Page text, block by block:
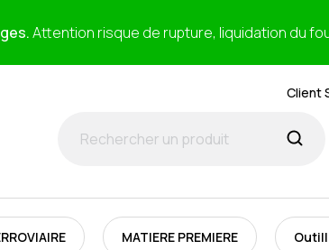
Attention risque de rupture, liquidation du
Client
MATIERE PREMIERE